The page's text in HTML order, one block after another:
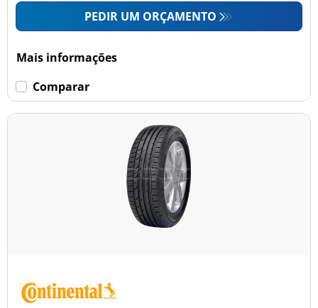
Mais opçõesPEDIR UM ORÇAMENTO
Mais informações
Comparar